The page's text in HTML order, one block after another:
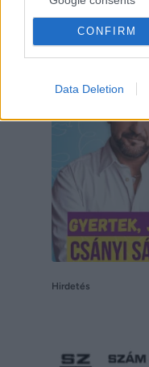
CONFIRM
Data Deletion
Hirdetés
Hirdetés